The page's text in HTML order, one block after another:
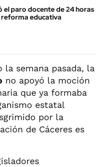
el paro docente de 24 horas
educativa
la semana pasada, la
no apoyó la moción
que ya formaba
estatal
por la
de Cáceres es